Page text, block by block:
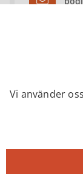
Barn
Vi använder